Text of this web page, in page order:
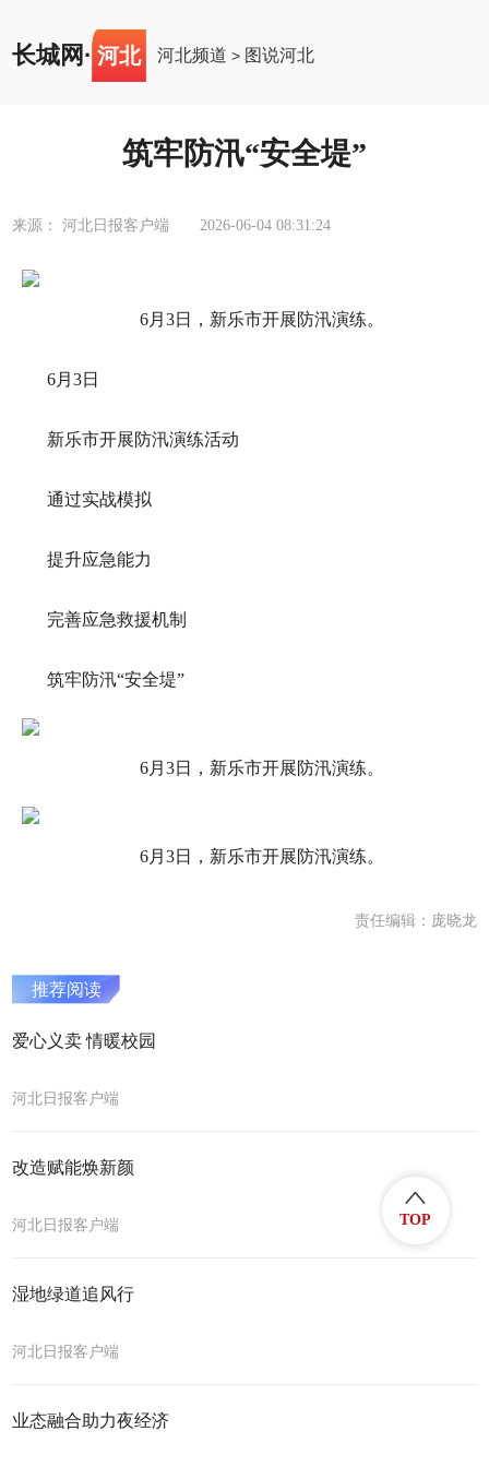
长城网 · 河北 河北频道 > 图说河北
筑牢防汛“安全堤”
来源： 河北日报客户端 2026-06-04 08:31:24
6月3日，新乐市开展防汛演练。
6月3日
新乐市开展防汛演练活动
通过实战模拟
提升应急能力
完善应急救援机制
筑牢防汛“安全堤”
6月3日，新乐市开展防汛演练。
6月3日，新乐市开展防汛演练。
责任编辑：庞晓龙
推荐阅读
爱心义卖 情暖校园
河北日报客户端
改造赋能焕新颜
河北日报客户端
湿地绿道追风行
河北日报客户端
业态融合助力夜经济
TOP